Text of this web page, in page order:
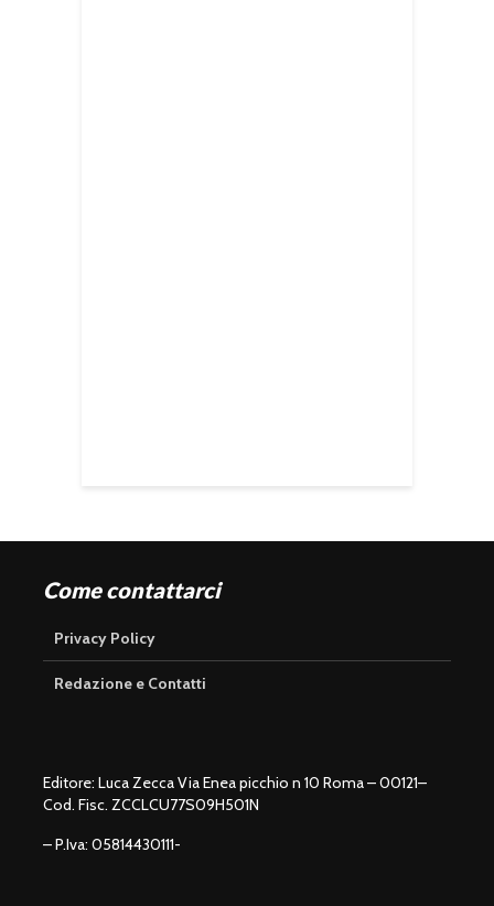
Come contattarci
Privacy Policy
Redazione e Contatti
Editore: Luca Zecca Via Enea picchio n 10 Roma – 00121–
Cod. Fisc. ZCCLCU77S09H501N
– P.Iva: 05814430111-